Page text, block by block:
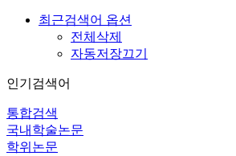
최근검색어 옵션
전체삭제
자동저장끄기
인기검색어
통합검색
국내학술논문
학위논문